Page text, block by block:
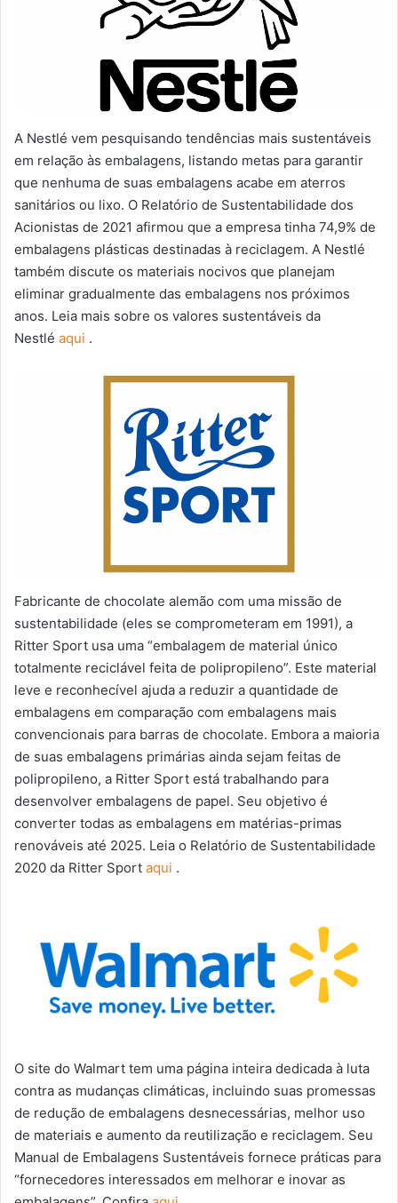
A Nestlé vem pesquisando tendências mais sustentáveis ​​
em relação às embalagens, listando metas para garantir
que nenhuma de suas embalagens acabe em aterros
sanitários ou lixo. O Relatório de Sustentabilidade dos
Acionistas de 2021 afirmou que a empresa tinha 74,9% de
embalagens plásticas destinadas à reciclagem. A Nestlé
também discute os materiais nocivos que planejam
eliminar gradualmente das embalagens nos próximos
anos. Leia mais sobre os valores sustentáveis ​​da
Nestlé aqui .
Fabricante de chocolate alemão com uma missão de
sustentabilidade (eles se comprometeram em 1991), a
Ritter Sport usa uma “embalagem de material único
totalmente reciclável feita de polipropileno”. Este material
leve e reconhecível ajuda a reduzir a quantidade de
embalagens em comparação com embalagens mais
convencionais para barras de chocolate. Embora a maioria
de suas embalagens primárias ainda sejam feitas de
polipropileno, a Ritter Sport está trabalhando para
desenvolver embalagens de papel. Seu objetivo é
converter todas as embalagens em matérias-primas
renováveis ​​até 2025. Leia o Relatório de Sustentabilidade
2020 da Ritter Sport aqui .
O site do Walmart tem uma página inteira dedicada à luta
contra as mudanças climáticas, incluindo suas promessas
de redução de embalagens desnecessárias, melhor uso
de materiais e aumento da reutilização e reciclagem. Seu
Manual de Embalagens Sustentáveis ​​fornece práticas para
“fornecedores interessados ​​em melhorar e inovar as